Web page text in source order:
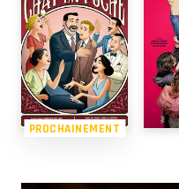
PROCHAINEMENT